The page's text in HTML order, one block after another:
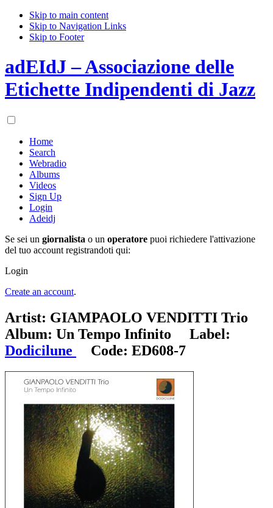
Skip to main content
Skip to Navigation Links
Skip to Footer
adEIdJ – Associazione delle
Etichette Indipendenti di Jazz
Home
Search
Webradio
Albums
Videos
Sign Up
Login
Adeidj
Se sei un giornalista o un operatore puoi richiedere l'attivazione
del tuo account registrandoti qui:
Login
Create an account.
Artist: GIAMPAOLO VENDITTI Trio
Album: Un Tempo Infinito Label:
Dodicilune
Code: ED608-7